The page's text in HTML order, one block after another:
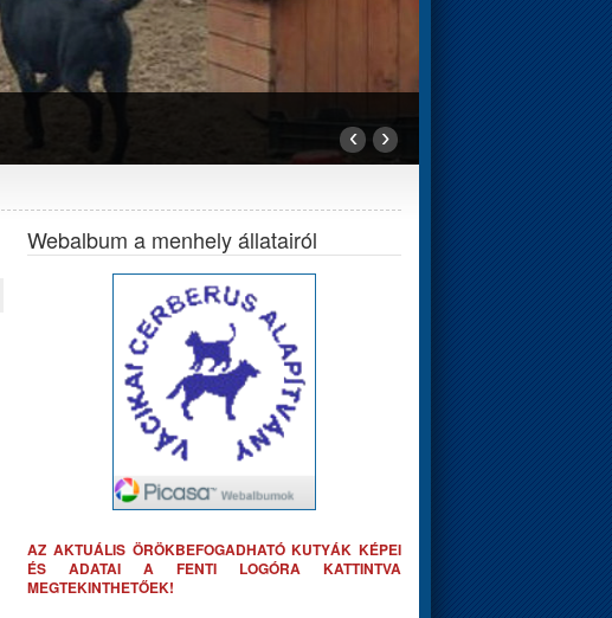
‹ ›
Webalbum a menhely állatairól
AZ AKTUÁLIS ÖRÖKBEFOGADHATÓ KUTYÁK KÉPEI
ÉS ADATAI A FENTI LOGÓRA KATTINTVA
MEGTEKINTHETŐEK!